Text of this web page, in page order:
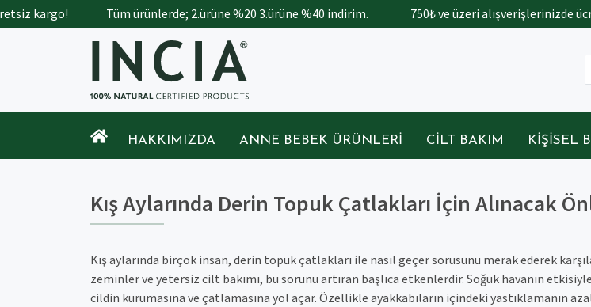
Tüm ürünlerde; 2.ürüne %20 3.ürüne %40 indirim. 750₺ ve üzeri alışverişlerinizde
HAKKIMIZDA ANNE BEBEK ÜRÜNLERI CILT BAKIM KIŞISEL
Kış Aylarında Derin Topuk Çatlakları İçin Alınacak
Kış aylarında birçok insan, derin topuk çatlakları ile nasıl geçer sorusunu merak ederek
zeminler ve yetersiz cilt bakımı, bu sorunu artıran başlıca etkenlerdir. Soğuk havanın
cildin kurumasına ve çatlamasına yol açar. Özellikle ayakkabıların içindeki yastıklamanın